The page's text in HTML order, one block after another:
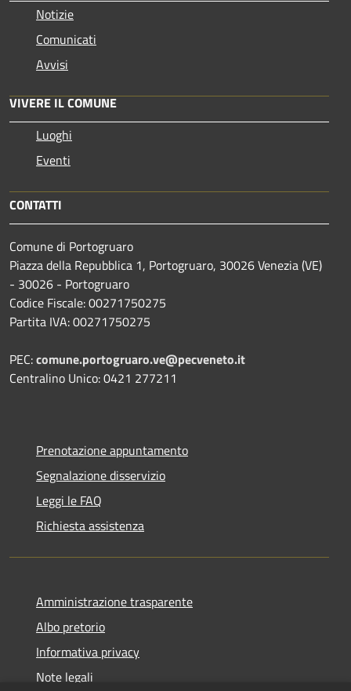
Notizie
Comunicati
Avvisi
VIVERE IL COMUNE
Luoghi
Eventi
CONTATTI
Comune di Portogruaro
Piazza della Repubblica 1, Portogruaro, 30026 Venezia (VE)
- 30026 - Portogruaro
Codice Fiscale: 00271750275
Partita IVA: 00271750275
PEC:comune.portogruaro.ve@pecveneto.it
Centralino Unico: 0421 277211
Prenotazione appuntamento
Segnalazione disservizio
Leggi le FAQ
Richiesta assistenza
Amministrazione trasparente
Albo pretorio
Informativa privacy
Note legali